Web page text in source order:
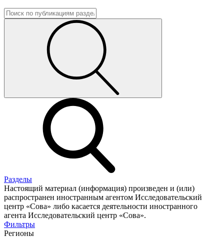
Разделы
Настоящий материал (информация) произведен и (или)
распространен иностранным агентом Исследовательский
центр «Сова» либо касается деятельности иностранного
агента Исследовательский центр «Сова».
Фильтры
Регионы